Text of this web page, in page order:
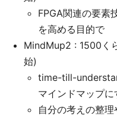
FPGA関連の要素
を高める目的で
MindMup2 : 1500く
始)
time-till-
マインドマップに
自分の考えの整